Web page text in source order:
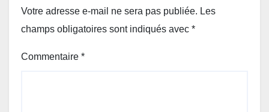
Votre adresse e-mail ne sera pas publiée. Les
champs obligatoires sont indiqués avec *
Commentaire *